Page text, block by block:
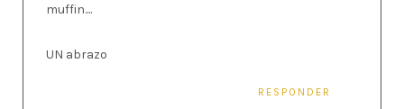
muffin....
UN abrazo
RESPONDER